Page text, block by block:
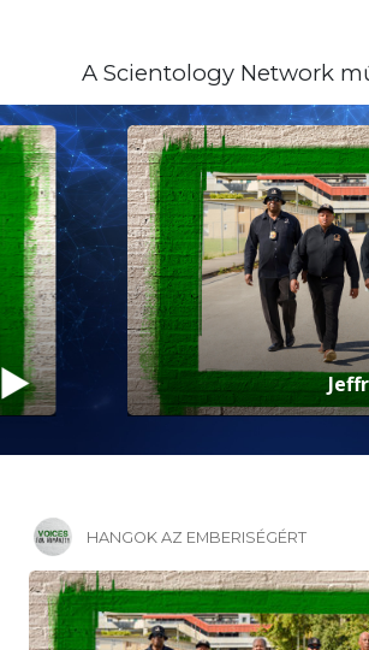
A Scientology Network
Jeffrey Mack
HANGOK AZ EMBERISÉGÉRT